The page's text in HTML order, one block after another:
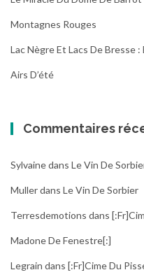
Montagnes Rouges
Lac Nègre Et Lacs De Bresse
Airs D’été
Commentaires
Sylvainedans Le Vin De
Mullerdans Le Vin De Sorbier
Terresdemotions dans
Madone De Fenestre[:]
Legrain dans [:fr]Cime Du